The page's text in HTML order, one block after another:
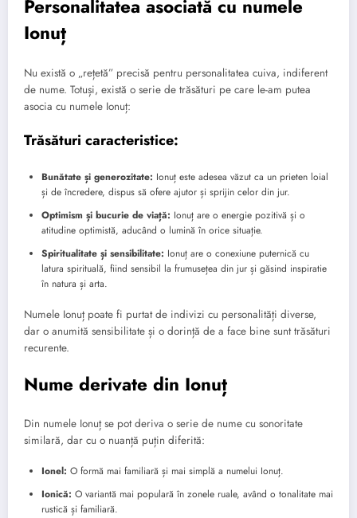
Personalitatea asociată cu numele
Ionuț
Nu există o „rețetă” precisă pentru personalitatea cuiva, indiferent
de nume. Totuși, există o serie de trăsături pe care le-am putea
asocia cu numele Ionuț:
Trăsături caracteristice:
Bunătate și generozitate: Ionuț este adesea văzut ca un prieten loial
și de încredere, dispus să ofere ajutor și sprijin celor din jur.
Optimism și bucurie de viață: Ionuț are o energie pozitivă și o
atitudine optimistă, aducând o lumină în orice situație.
Spiritualitate și sensibilitate: Ionuț are o conexiune puternică cu
latura spirituală, fiind sensibil la frumusețea din jur și găsind inspiratie
în natura și arta.
Numele Ionuț poate fi purtat de indivizi cu personalități diverse,
dar o anumită sensibilitate și o dorință de a face bine sunt trăsături
recurente.
Nume derivate din Ionuț
Din numele Ionuț se pot deriva o serie de nume cu sonoritate
similară, dar cu o nuanță puțin diferită:
Ionel: O formă mai familiară și mai simplă a numelui Ionuț.
Ionică: O variantă mai populară în zonele ruale, având o tonalitate mai
rustică și familiară.